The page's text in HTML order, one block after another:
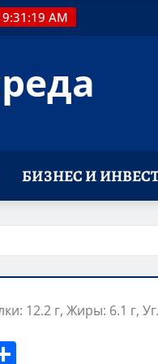
9:31:19 AM
БИЗНЕС И
12.2 г, Жиры: 6.1 г,